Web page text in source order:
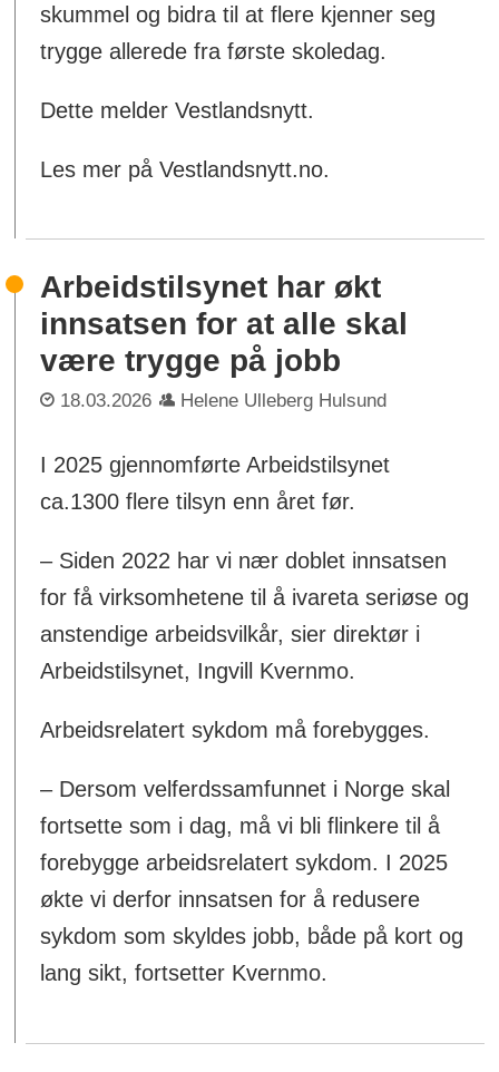
skummel og bidra til at flere kjenner seg
trygge allerede fra første skoledag.
Dette melder Vestlandsnytt.
Les mer på Vestlandsnytt.no.
Arbeidstilsynet har økt
innsatsen for at alle skal
være trygge på jobb
18.03.2026 Helene Ulleberg Hulsund
I 2025 gjennomførte Arbeidstilsynet
ca.1300 flere tilsyn enn året før.
– Siden 2022 har vi nær doblet innsatsen
for få virksomhetene til å ivareta seriøse og
anstendige arbeidsvilkår, sier direktør i
Arbeidstilsynet, Ingvill Kvernmo.
Arbeidsrelatert sykdom må forebygges.
– Dersom velferdssamfunnet i Norge skal
fortsette som i dag, må vi bli flinkere til å
forebygge arbeidsrelatert sykdom. I 2025
økte vi derfor innsatsen for å redusere
sykdom som skyldes jobb, både på kort og
lang sikt, fortsetter Kvernmo.